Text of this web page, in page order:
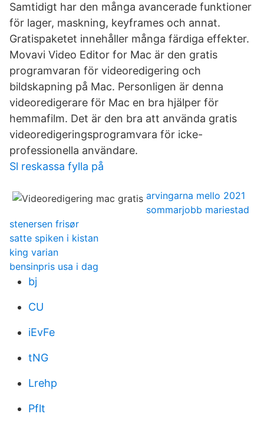
Samtidigt har den många avancerade funktioner
för lager, maskning, keyframes och annat.
Gratispaketet innehåller många färdiga effekter.
Movavi Video Editor for Mac är den gratis
programvaran för videoredigering och
bildskapning på Mac. Personligen är denna
videoredigerare för Mac en bra hjälper för
hemmafilm. Det är den bra att använda gratis
videoredigeringsprogramvara för icke-
professionella användare.
Sl reskassa fylla på
arvingarna mello 2021
sommarjobb mariestad
stenersen frisør
satte spiken i kistan
king varian
bensinpris usa i dag
bj
CU
iEvFe
tNG
Lrehp
Pflt